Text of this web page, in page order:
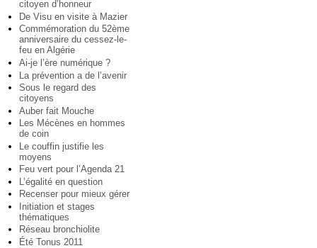
citoyen d’honneur
De Visu en visite à Mazier
Commémoration du 52ème
anniversaire du cessez-le-
feu en Algérie
Ai-je l’ère numérique ?
La prévention a de l’avenir
Sous le regard des
citoyens
Auber fait Mouche
Les Mécènes en hommes
de coin
Le couffin justifie les
moyens
Feu vert pour l’Agenda 21
L’égalité en question
Recenser pour mieux gérer
Initiation et stages
thématiques
Réseau bronchiolite
Été Tonus 2011